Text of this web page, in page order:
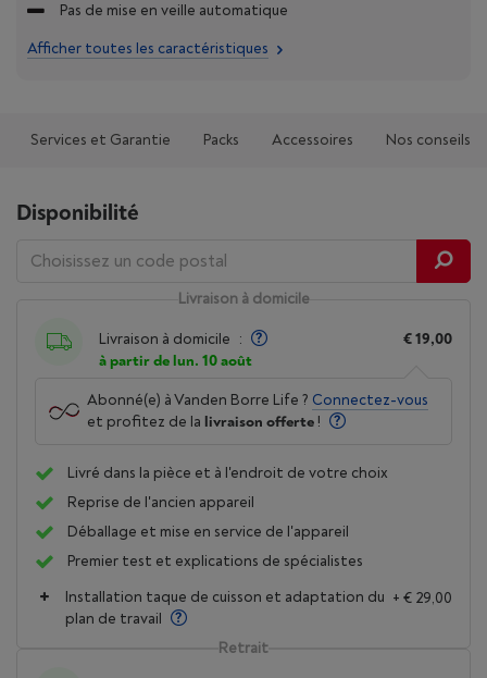
Pas de mise en veille automatique
Afficher toutes les caractéristiques
Services et Garantie Packs Accessoires Nos conseils
Disponibilité
Livraison à domicile
Livraison à domicile :
à partir de lun. 10 août
€ 19,00
Abonné(e) à Vanden Borre Life ? Connectez-vous
et profitez de la livraison offerte !
Livré dans la pièce et à l'endroit de votre choix
Reprise de l'ancien appareil
Déballage et mise en service de l'appareil
Premier test et explications de spécialistes
Installation taque de cuisson et adaptation du
plan de travail
+ € 29,00
Retrait